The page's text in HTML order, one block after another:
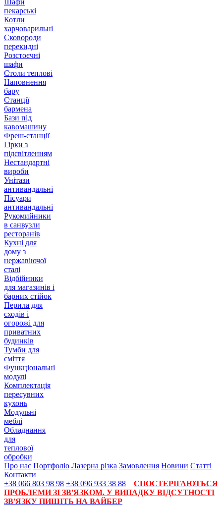
Шафи
пекарські
Котли
харчоварильні
Сковороди
перекидні
Розстоєчні
шафи
Столи теплові
Наповнення
бару
Станції
бармена
Бази під
кавомашину
Фреш-станції
Гірки з
підсвітленням
Нестандартні
вироби
Унітази
антивандальні
Пісуари
антивандальні
Рукомийники
в санвузли
ресторанів
Кухні для
дому з
нержавіючої
сталі
Відбійники
для магазинів і
барних стійок
Перила для
сходів і
огорожі для
приватних
будинків
Тумби для
сміття
Функціональні
модулі
Комплектація
пересувних
кухонь
Модульні
меблі
Обладнання
для
теплової
обробки
Про нас Портфоліо Лазерна різка Замовлення Новини Статті
Контакти
+38 066 803 98 98 +38 096 933 38 88
СПОСТЕРІГАЮТЬСЯ
ПРОБЛЕМИ ЗІ ЗВ'ЯЗКОМ. У ВИПАДКУ ВІДСУТНОСТІ
ЗВ'ЯЗКУ ПИШІТЬ НА ВАЙБЕР